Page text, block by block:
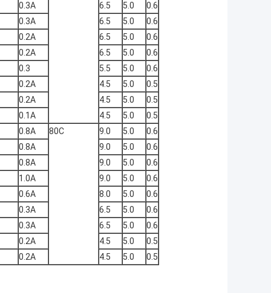
0.3A 6.5 5.0
0.6
0.3A 6.5 5.0
0.6
0.2A 6.5 5.0
0.6
0.2A 6.5 5.0
0.6
0.3 5.5 5.0
0.6
0.2A 4.5 5.0
0.5
0.2A 4.5 5.0
0.5
0.1A 4.5 5.0
0.5
0.8A 80C 9.0 5.0
0.6
0.8A 9.0 5.0
0.6
0.8A 9.0 5.0
0.6
1.0A 9.0 5.0
0.6
0.6A 8.0 5.0
0.6
0.3A 6.5 5.0
0.6
0.3A 6.5 5.0
0.6
0.2A 4.5 5.0
0.5
0.2A 4.5 5.0 0.5